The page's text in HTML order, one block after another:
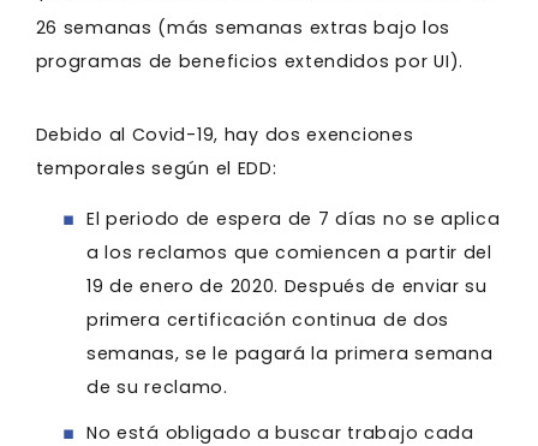
26 semanas (más semanas extras bajo los
programas de beneficios extendidos por UI).
Debido al Covid-19, hay dos exenciones
temporales según el EDD:
El periodo de espera de 7 días no se aplica
a los reclamos que comiencen a partir del
19 de enero de 2020. Después de enviar su
primera certificación continua de dos
semanas, se le pagará la primera semana
de su reclamo.
No está obligado a buscar trabajo cada